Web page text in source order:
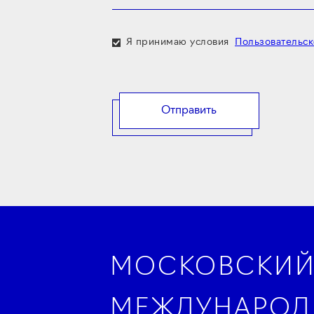
Я принимаю условия
МОСКОВСКИЙ